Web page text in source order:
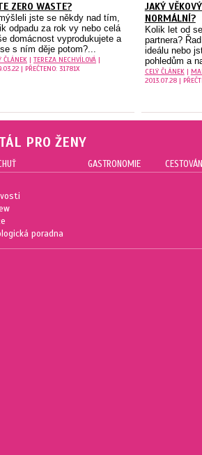
ZERO WASTE?
jste se někdy nad tím,
odpadu za rok vy nebo celá
domácnost vyprodukujete a
s ním děje potom?...
ČLÁNEK | TEREZA NECHVÍLOVÁ |
| PŘEČTENO: 31781X
JAKÝ
NORMÁLNÍ?
Kolik let od
partnera?
ideálu nebo
pohledům a
CELÝ ČLÁNEK|
2013.07.28 |
PRO ŽENY
poradna
GASTRONOMIE